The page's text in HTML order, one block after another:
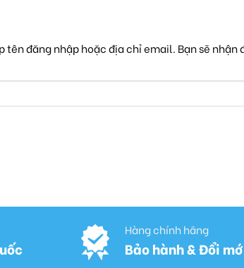
tên đăng nhập hoặc địa chỉ email. Bạn sẽ
Hàng chính hãng
Bảo hành & Đổi